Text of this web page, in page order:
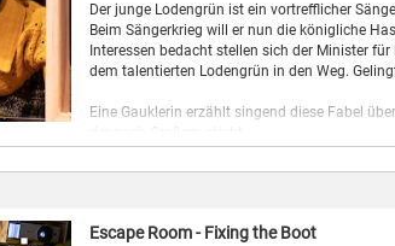
Dauer: 2 Stunden
Teilnahme ab 16 Jahren!
Der junge Lodengrün ist ein vortrefflicher
Beim Sängerkrieg will er nun die königliche
Interessen bedacht stellen sich der Minister
dem talentierten Lodengrün in den Weg.
Eine Gauklerin erzählt singend diese Fabel
Dauer: ca. 60 Minuten
Einlass: 9.00 Uhr
Escape Room - Fixing the Boot